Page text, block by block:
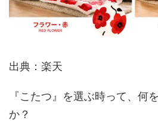
出典：楽天
『こたつ』を選ぶ時って、何
か？